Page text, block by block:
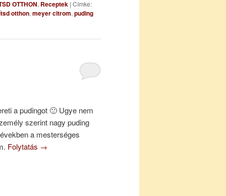
OTTHON, Receptek | Címke:
otthon, meyer citrom, puding
a pudingot 🙂 Ugye nem
szerint nagy puding
a mesterséges
Folytatás →